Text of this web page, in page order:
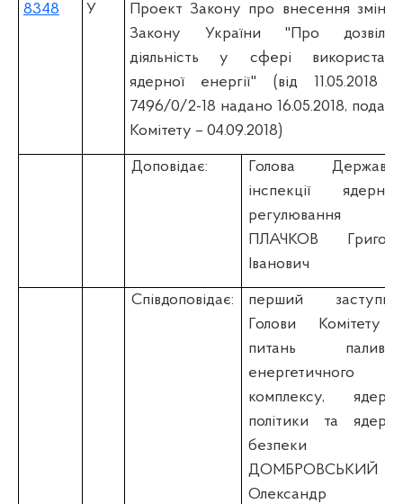
8348 У
Проект Закону про внесення змін
Закону України "Про
діяльність у сфері
ядерної енергії" (вiд 11.05.2018
7496/0/2-18 надано 16.05.2018,
Комітету – 04.09.2018)
Доповідає:
Голова
інспекції
регулювання
ПЛАЧКОВ
Іванович
Співдоповідає:
перший
Голови Комітету
питань
енергетичного
комплексу,
політики та
безпеки
ДОМБРОВСЬКИЙ
Олександр